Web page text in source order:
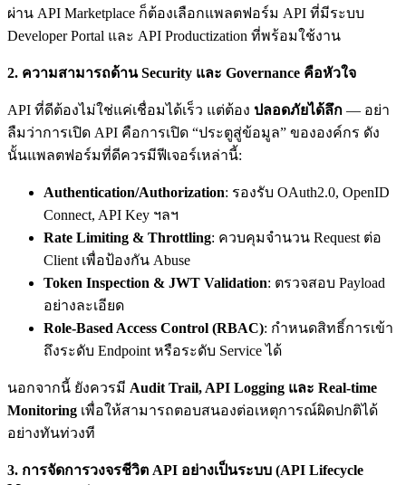
ผ่าน API Marketplace ก็ต้องเลือกแพลตฟอร์ม API ที่มีระบบ
Developer Portal และ API Productization ที่พร้อมใช้งาน
2. ความสามารถด้าน Security และ Governance คือหัวใจ
API ที่ดีต้องไม่ใช่แค่เชื่อมได้เร็ว แต่ต้อง ปลอดภัยได้ลึก — อย่า
ลืมว่าการเปิด API คือการเปิด “ประตูสู่ข้อมูล” ขององค์กร ดัง
นั้นแพลตฟอร์มที่ดีควรมีฟีเจอร์เหล่านี้:
Authentication/Authorization: รองรับ OAuth2.0, OpenID
Connect, API Key ฯลฯ
Rate Limiting & Throttling: ควบคุมจำนวน Request ต่อ
Client เพื่อป้องกัน Abuse
Token Inspection & JWT Validation: ตรวจสอบ Payload
อย่างละเอียด
Role-Based Access Control (RBAC): กำหนดสิทธิ์การเข้า
ถึงระดับ Endpoint หรือระดับ Service ได้
นอกจากนี้ ยังควรมี Audit Trail, API Logging และ Real-time
Monitoring เพื่อให้สามารถตอบสนองต่อเหตุการณ์ผิดปกติได้
อย่างทันท่วงที
3. การจัดการวงจรชีวิต API อย่างเป็นระบบ (API Lifecycle